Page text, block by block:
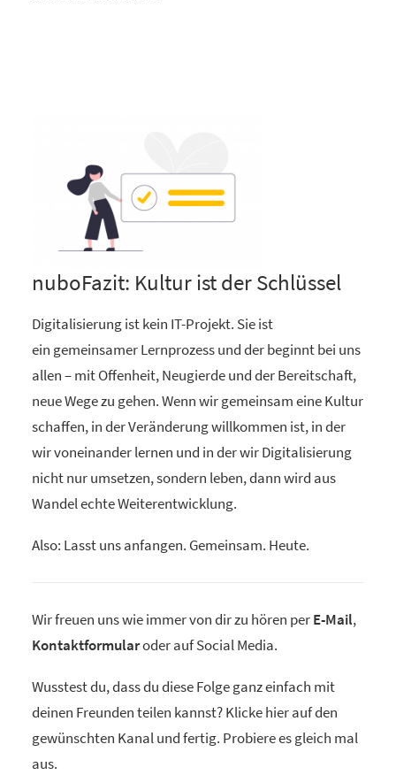
nuboFazit: Kultur ist der Schlüssel
Digitalisierung ist kein IT-Projekt. Sie ist
ein gemeinsamer Lernprozess und der beginnt bei uns
allen – mit Offenheit, Neugierde und der Bereitschaft,
neue Wege zu gehen. Wenn wir gemeinsam eine Kultur
schaffen, in der Veränderung willkommen ist, in der
wir voneinander lernen und in der wir Digitalisierung
nicht nur umsetzen, sondern leben, dann wird aus
Wandel echte Weiterentwicklung.
Also: Lasst uns anfangen. Gemeinsam. Heute.
Wir freuen uns wie immer von dir zu hören perE-Mail,
Kontaktformularoder auf Social Media.
Wusstest du, dass du diese Folge ganz einfach mit
deinen Freunden teilen kannst? Klicke hier auf den
gewünschten Kanal und fertig. Probiere es gleich mal
aus.